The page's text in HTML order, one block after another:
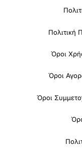
Πολιτική
Όροι
Όροι
Όροι